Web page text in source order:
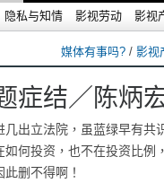
隐私与知情 影视劳动 影视
媒体有事吗? / 影视
症结／陈炳
出立法院，虽蓝绿早有共
何投资，也不在投资比例
删不得啊！